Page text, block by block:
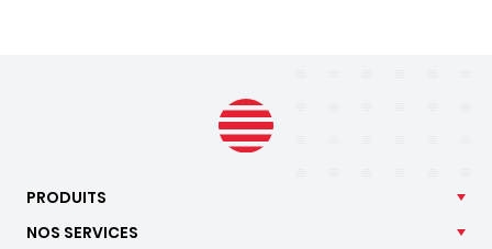
PRODUITS
NOS SERVICES